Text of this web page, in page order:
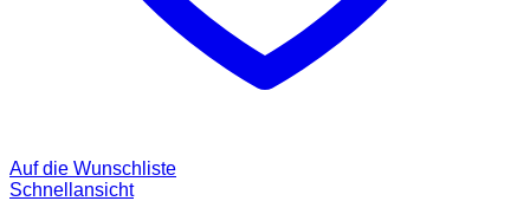
Auf die Wunschliste
Schnellansicht